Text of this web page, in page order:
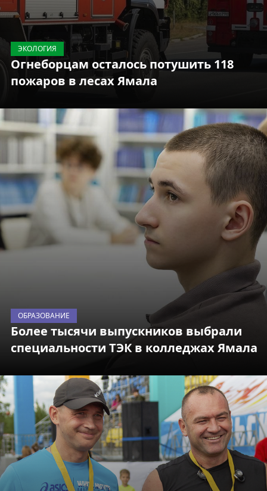
ЭКОЛОГИЯ
Огнеборцам осталось потушить 118
пожаров в лесах Ямала
ОБРАЗОВАНИЕ
Более тысячи выпускников выбрали
специальности ТЭК в колледжах Ямала